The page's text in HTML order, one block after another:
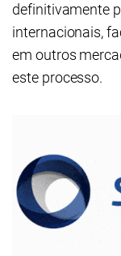
definitivamente
internacionais,
em outros
este processo.